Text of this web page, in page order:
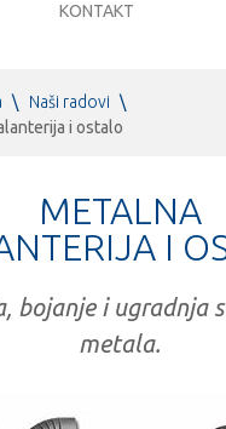
KONTAKT
\ Naši radovi \
i ostalo
METALNA
I
bojanje i ugradnja
metala.